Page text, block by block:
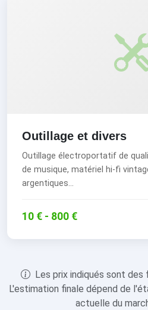
Outillage et divers
Outillage électroportatif de
de musique, matériel hi-fi
argentiques...
10 € - 800 €
Les prix indiqués sont
L'estimation finale dépend de
actuelle du